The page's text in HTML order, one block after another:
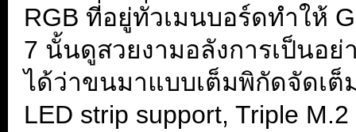
RGB ที่อยู่ทั่วเมนบอร์ดทำให้
7 นั้นดูสวยงามอลังการเป็นอย่
ได้ว่าขนมาแบบเต็มพิกัดจัดเต็
LED strip support, Triple